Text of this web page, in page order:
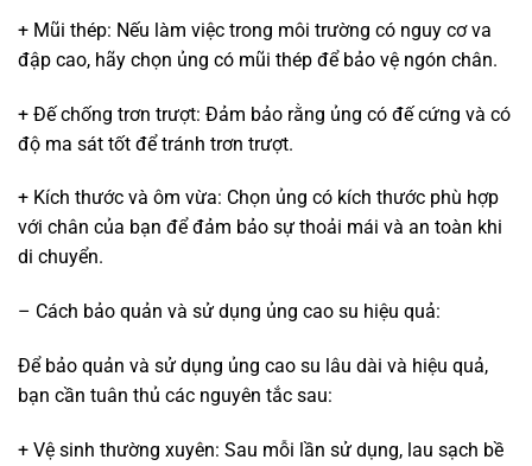
+ Mũi thép: Nếu làm việc trong môi trường có nguy cơ va
đập cao, hãy chọn ủng có mũi thép để bảo vệ ngón chân.
+ Đế chống trơn trượt: Đảm bảo rằng ủng có đế cứng và có
độ ma sát tốt để tránh trơn trượt.
+ Kích thước và ôm vừa: Chọn ủng có kích thước phù hợp
với chân của bạn để đảm bảo sự thoải mái và an toàn khi
di chuyển.
– Cách bảo quản và sử dụng ủng cao su hiệu quả:
Để bảo quản và sử dụng ủng cao su lâu dài và hiệu quả,
bạn cần tuân thủ các nguyên tắc sau:
+ Vệ sinh thường xuyên: Sau mỗi lần sử dụng, lau sạch bề